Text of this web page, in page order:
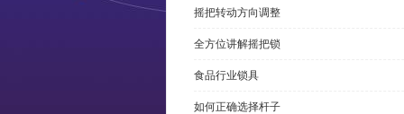
摇把转动方向调整
全方位讲解摇把锁
食品行业锁具
如何正确选择杆子